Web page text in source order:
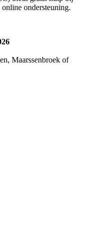
ondersteuning.
Maarssenbroek of